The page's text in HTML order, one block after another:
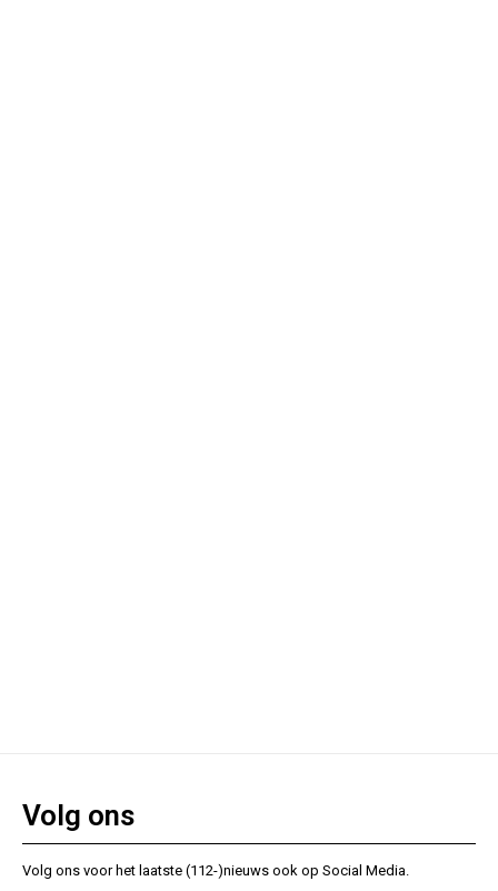
Volg ons
Volg ons voor het laatste (112-)nieuws ook op Social Media.